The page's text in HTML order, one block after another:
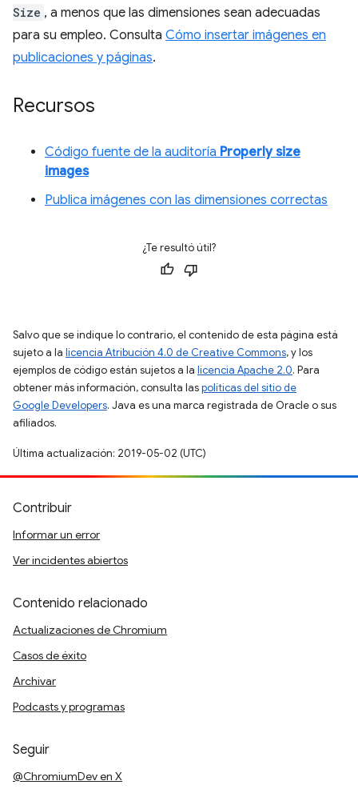
Size , a menos que las dimensiones sean adecuadas
para su empleo. Consulta Cómo insertar imágenes en
publicaciones y páginas.
Recursos
Código fuente de la auditoría Properly size
images
Publica imágenes con las dimensiones correctas
¿Te resultó útil?
Salvo que se indique lo contrario, el contenido de esta página está
sujeto a la licencia Atribución 4.0 de Creative Commons, y los
ejemplos de código están sujetos a la licencia Apache 2.0. Para
obtener más información, consulta laspolíticas del sitio de
Google Developers. Java es una marca registrada de Oracle o sus
afiliados.
Última actualización: 2019-05-02 (UTC)
Contribuir
Informar un error
Ver incidentes abiertos
Contenido relacionado
Actualizaciones de Chromium
Casos de éxito
Archivar
Podcasts y programas
Seguir
@ChromiumDev en X